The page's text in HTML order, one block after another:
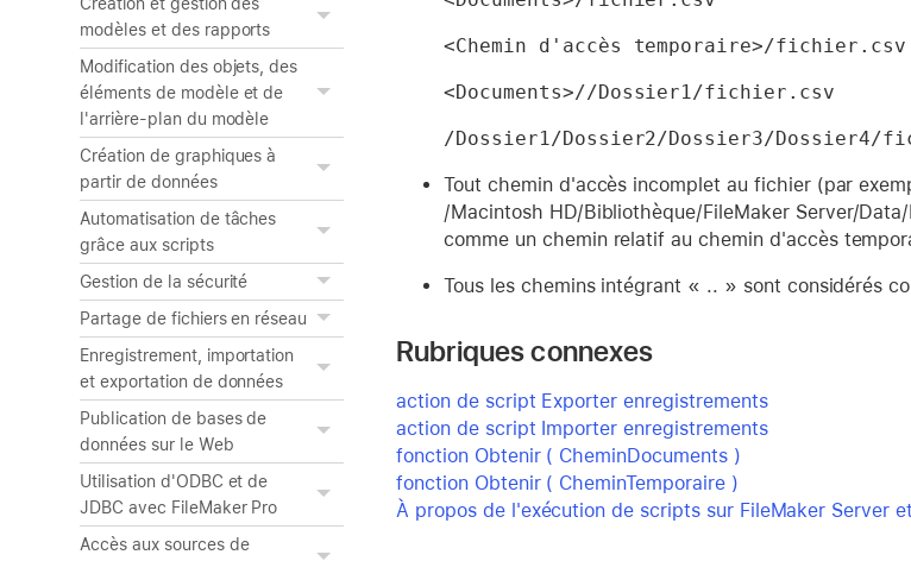
modèles et des rapports
Modification des objets, des
éléments de modèle et de
l'arrière-plan du modèle
Création de graphiques à
partir de données
Automatisation de tâches
grâce aux scripts
Gestion de la sécurité
Partage de fichiers en réseau
Enregistrement, importation
et exportation de données
Publication de bases de
données sur le Web
Utilisation d'ODBC et de
JDBC avec FileMaker Pro
Accès aux sources de
<Chemin d'accès temporaire>/fichier.csv
<Documents>//Dossier1/fichier.csv
/Dossier1/Dossier2/Dossier3/Dossier4/
Tout chemin d'accès incomplet au fichier (par
/Macintosh HD/Bibliothèque/FileMaker Server/
comme un chemin relatif au chemin d'accès
Tous les chemins intégrant « .. » sont considérés
Rubriques connexes
action de script Exporter enregistrements
action de script Importer enregistrements
fonction Obtenir ( CheminDocuments )
fonction Obtenir ( CheminTemporaire )
À propos de l'exécution de scripts sur FileMaker Server